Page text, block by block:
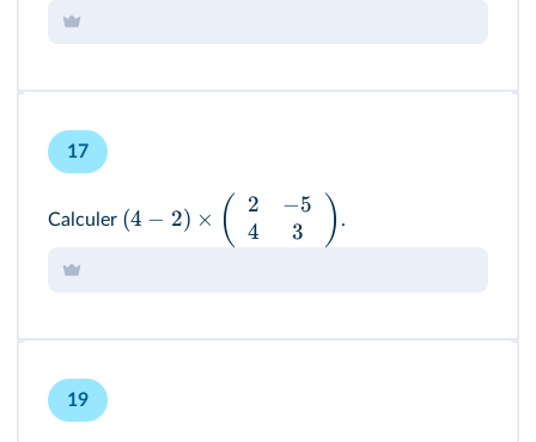
17
Calculer (4 − 2) × (
2
4
−5
3
) .
19